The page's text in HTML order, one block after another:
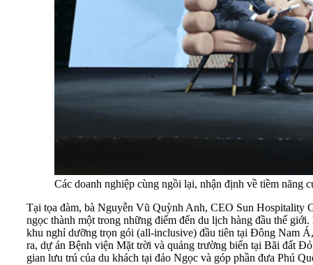
Các doanh nghiệp cùng ngồi lại, nhận định về tiềm năng
Tại tọa đàm, bà Nguyễn Vũ Quỳnh Anh, CEO Sun Hospitality
ngọc thành một trong những điểm đến du lịch hàng đầu thế
khu nghỉ dưỡng trọn gói (all-inclusive) đầu tiên tại Đông Nam
ra, dự án Bệnh viện Mặt trời và quảng trường biển tại Bãi đất
gian lưu trú của du khách tại đảo Ngọc và góp phần đưa Phú